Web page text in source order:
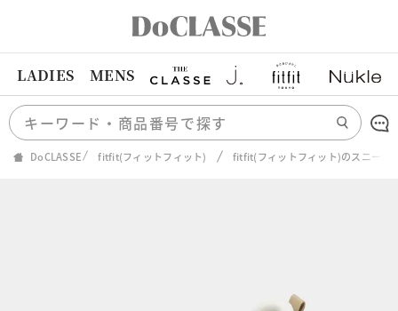
LADIES MENS
DoCLASSE fitfit(フィットフィット) fitfit(フィットフィット)のスニーカ